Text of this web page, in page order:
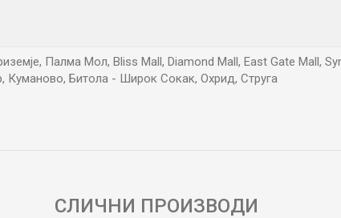
Палма Мол, Bliss Mall, Diamond Mall, East Gate Mall,
Куманово, Битола - Широк Сокак, Охрид, Струга
СЛИЧНИ ПРОИЗВОДИ